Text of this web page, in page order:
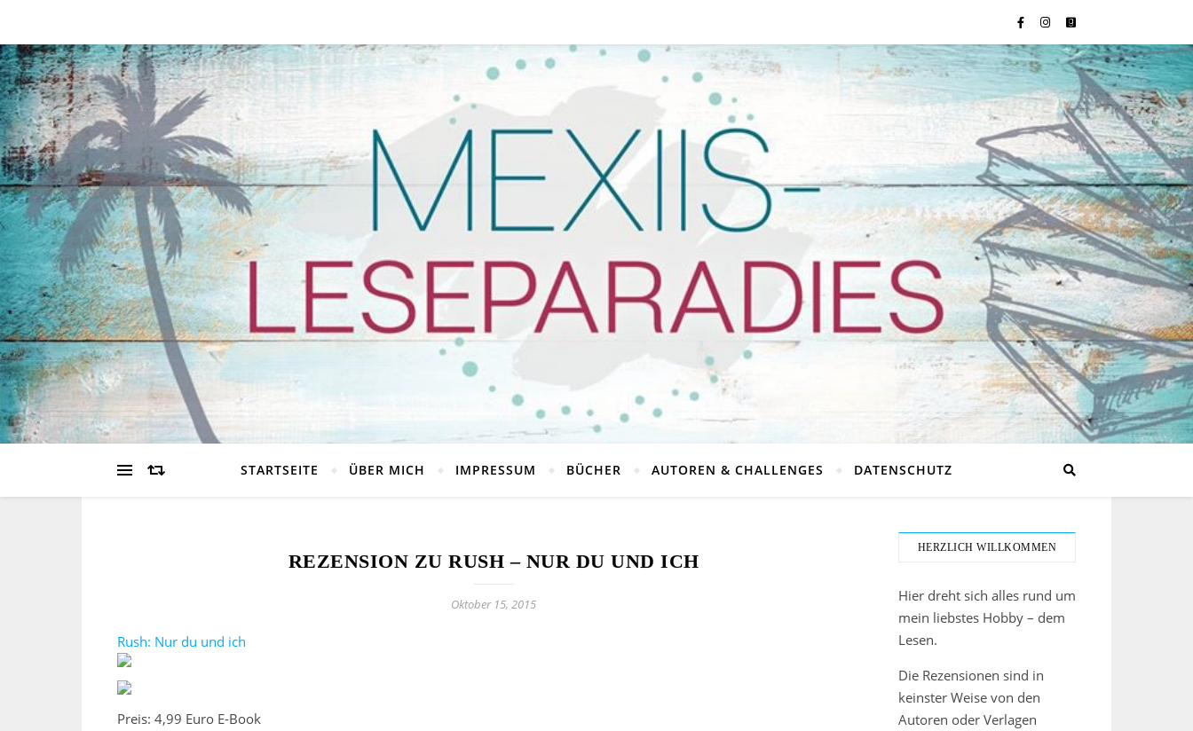
STARTSEITE ÜBER MICH IMPRESSUM BÜCHER AUTOREN & CHALLENGES DATENSCHUTZ
REZENSION ZU RUSH – NUR DU UND ICH
Oktober 15, 2015
Rush: Nur du und ich
Preis: 4,99 Euro E-Book
HERZLICH WILLKOMMEN
Hier dreht sich alles rund um
mein liebstes Hobby – dem
Lesen.
Die Rezensionen sind in
keinster Weise von den
Autoren oder Verlagen